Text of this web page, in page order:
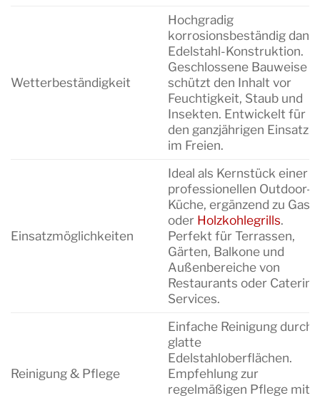
Wetterbeständigkeit
Hochgradig
korrosionsbeständig dank
Edelstahl-Konstruktion.
Geschlossene Bauweise
schützt den Inhalt vor
Feuchtigkeit, Staub und
Insekten. Entwickelt für
den ganzjährigen Einsatz
im Freien.
Einsatzmöglichkeiten
Ideal als Kernstück einer
professionellen Outdoor-
Küche, ergänzend zu Gas-
oder Holzkohlegrills.
Perfekt für Terrassen,
Gärten, Balkone und
Außenbereiche von
Restaurants oder
Services.
Reinigung & Pflege
Einfache Reinigung durch
glatte
Edelstahloberflächen.
Empfehlung zur
regelmäßigen Pflege mit